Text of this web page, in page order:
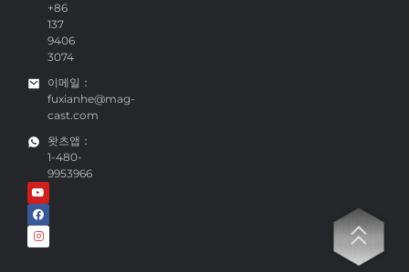
+86
137
9406
3074
이메일：
fuxianhe@mag-
cast.com
왓츠앱：
1-480-
9953966